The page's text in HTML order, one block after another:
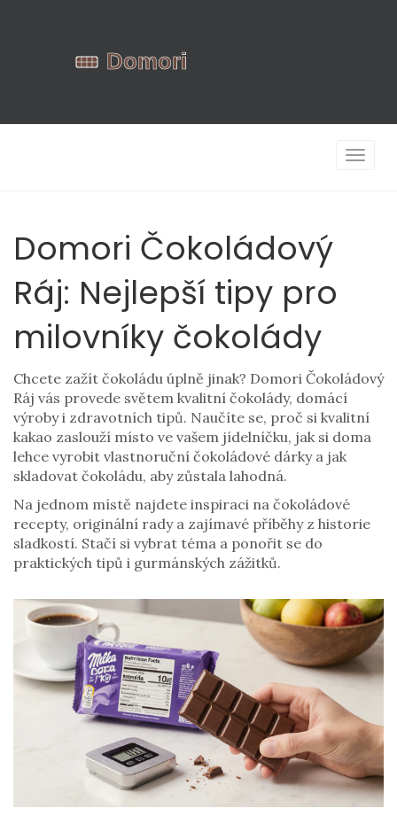
Domori Čokoládový
Ráj: Nejlepší tipy pro
milovníky čokolády
Chcete zažít čokoládu úplně jinak? Domori Čokoládový
Ráj vás provede světem kvalitní čokolády, domácí
výroby i zdravotních tipů. Naučíte se, proč si kvalitní
kakao zaslouží místo ve vašem jídelníčku, jak si doma
lehce vyrobit vlastnoruční čokoládové dárky a jak
skladovat čokoládu, aby zůstala lahodná.
Na jednom místě najdete inspiraci na čokoládové
recepty, originální rady a zajímavé příběhy z historie
sladkostí. Stačí si vybrat téma a ponořit se do
praktických tipů i gurmánských zážitků.